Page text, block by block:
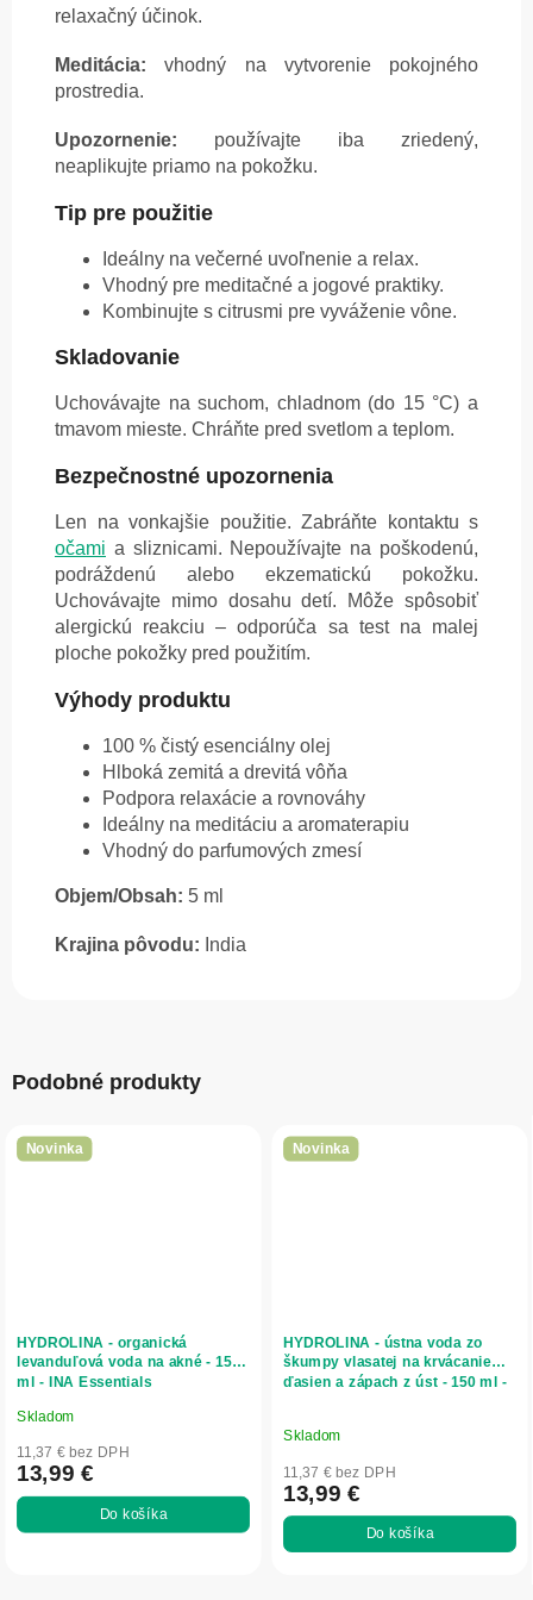
relaxačný účinok.
Meditácia: vhodný na vytvorenie pokojného
prostredia.
Upozornenie: používajte iba zriedený,
neaplikujte priamo na pokožku.
Tip pre použitie
Ideálny na večerné uvoľnenie a relax.
Vhodný pre meditačné a jogové praktiky.
Kombinujte s citrusmi pre vyváženie vône.
Skladovanie
Uchovávajte na suchom, chladnom (do 15 °C) a
tmavom mieste. Chráňte pred svetlom a teplom.
Bezpečnostné upozornenia
Len na vonkajšie použitie. Zabráňte kontaktu s
očami a sliznicami. Nepoužívajte na poškodenú,
podráždenú alebo ekzematickú pokožku.
Uchovávajte mimo dosahu detí. Môže spôsobiť
alergickú reakciu – odporúča sa test na malej
ploche pokožky pred použitím.
Výhody produktu
100 % čistý esenciálny olej
Hlboká zemitá a drevitá vôňa
Podpora relaxácie a rovnováhy
Ideálny na meditáciu a aromaterapiu
Vhodný do parfumových zmesí
Objem/Obsah: 5 ml
Krajina pôvodu: India
Podobné produkty
Novinka
HYDROLINA - organická
levanduľová voda na akné - 150
ml - INA Essentials
Priemerné
hodnotenie
produktu
je
Skladom
11,37 € bez DPH
13,99 €
Do košíka
Novinka
HYDROLINA - ústna voda zo
škumpy vlasatej na krvácanie
ďasien a zápach z úst - 150 ml -
Skladom
11,37 € bez DPH
13,99 €
Do košíka